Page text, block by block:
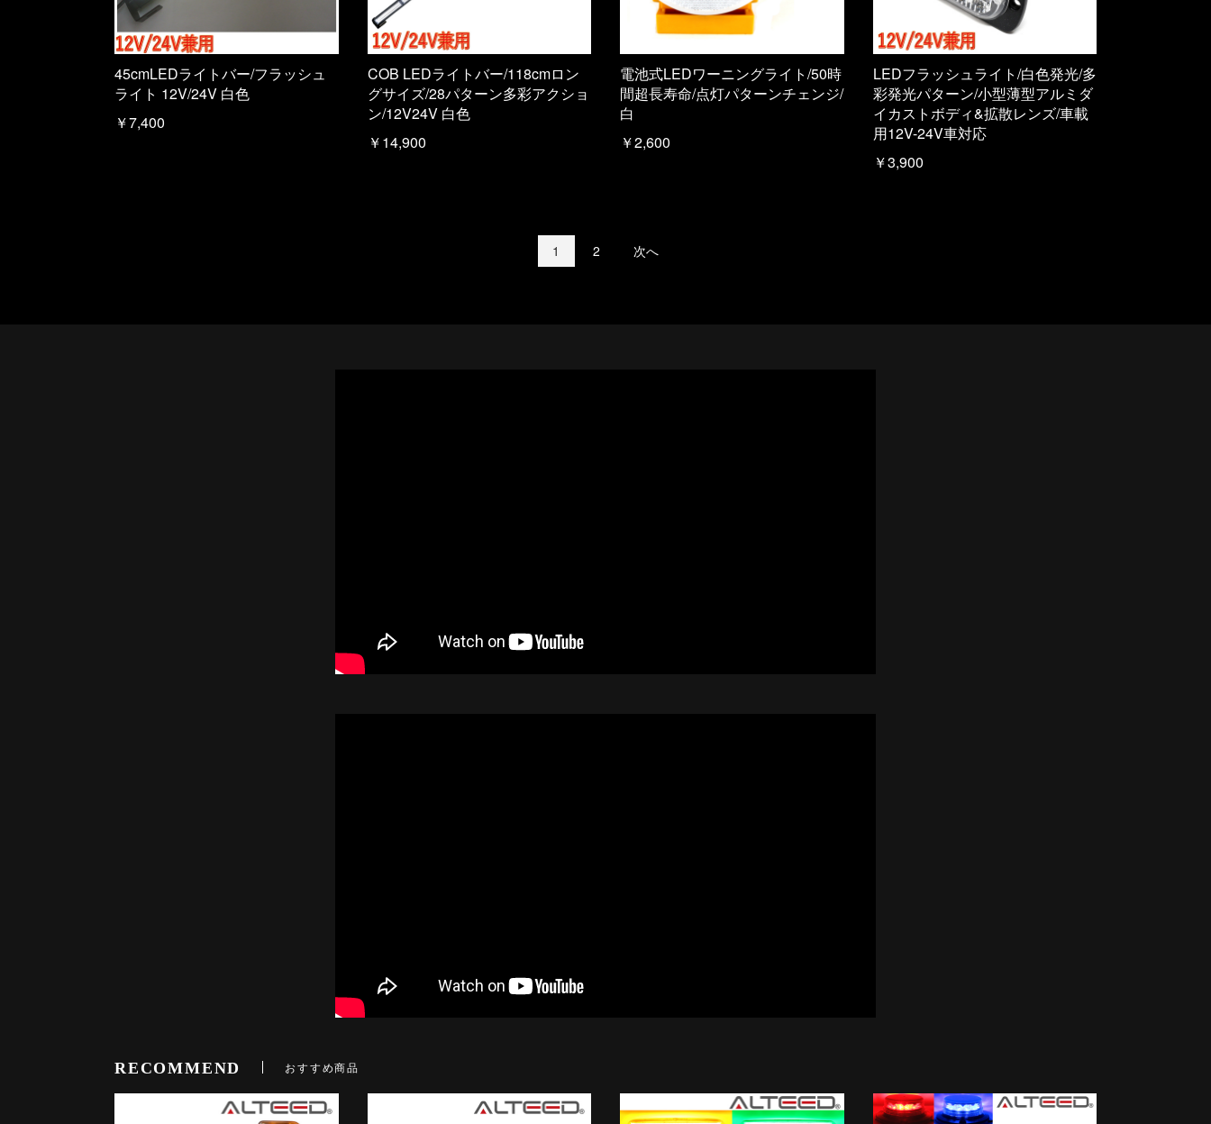
45cmLEDライトバー/フラッシュ
ライト 12V/24V 白色
￥7,400
COB LEDライトバー/118cmロン
グサイズ/28パターン多彩アクショ
ン/12V24V 白色
￥14,900
電池式LEDワーニングライト/50時
間超長寿命/点灯パターンチェンジ/
白
￥2,600
LEDフラッシュライト/白色発光/多
彩発光パターン/小型薄型アルミダ
イカストボディ&拡散レンズ/車載
用12V-24V車対応
￥3,900
1 2 次へ
RECOMMEND おすすめ商品